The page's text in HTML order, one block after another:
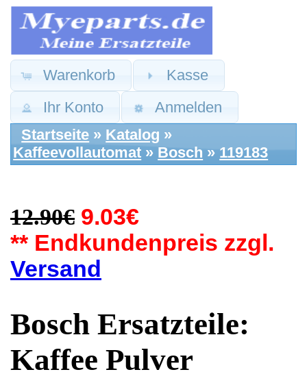
Warenkorb
Kasse
Ihr Konto
Anmelden
»
Kaffeevollautomat» Bosch »119183
12.90€ 9.03€
Bosch Ersatzteile:
Kaffee Pulver
Gehäuse Deckel
Abdeckung VeroCafe
LattePro
TES51553DE